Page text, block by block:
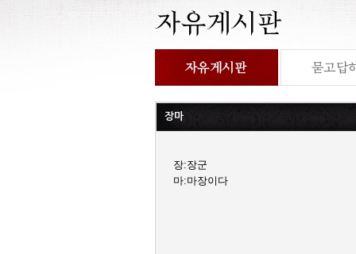
장마
장:장군
마:마장이다